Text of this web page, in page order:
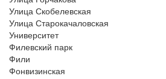
Улица Скобелевская
Улица Старокачаловская
Университет
Филевский парк
Фили
Фонвизинская